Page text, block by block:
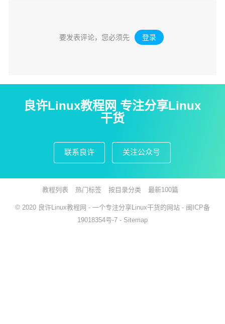
要发表评论，您必须先 登录 。
良许Linux教程网 专注分享Linux
干货
联系良许 关注公众号
教程列表 热门标签 按目录分类 最新100篇
© 2020 良许Linux教程网 - 一个专注分享Linux干货的网站 - 闽ICP备
19018354号-7 - Sitemap